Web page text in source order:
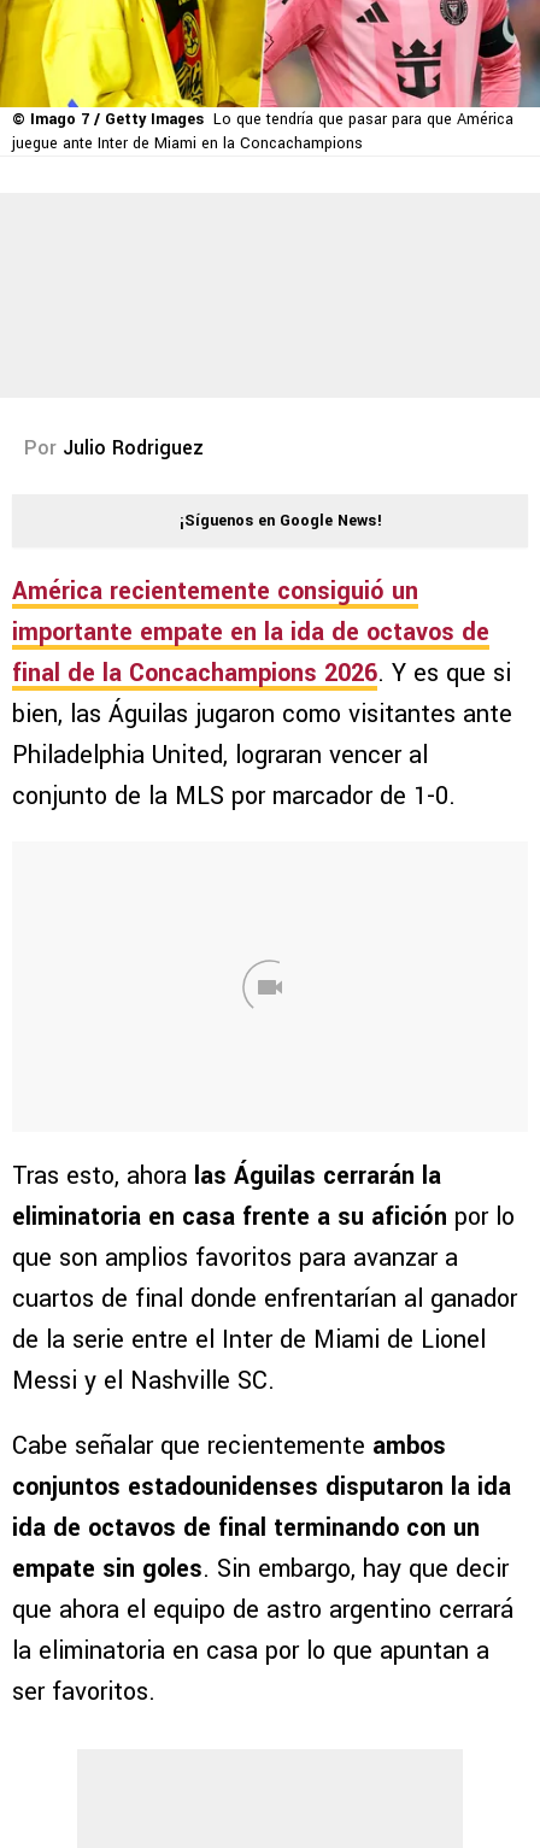
© Imago 7 / Getty Images Lo que tendría que pasar para que América
juegue ante Inter de Miami en la Concachampions
Por Julio Rodriguez
¡Síguenos en Google News!
América recientemente consiguió un
importante empate en la ida de octavos de
final de la Concachampions 2026. Y es que si
bien, las Águilas jugaron como visitantes ante
Philadelphia United, lograran vencer al
conjunto de la MLS por marcador de 1-0.
Tras esto, ahora las Águilas cerrarán la
eliminatoria en casa frente a su afición por lo
que son amplios favoritos para avanzar a
cuartos de final donde enfrentarían al ganador
de la serie entre el Inter de Miami de Lionel
Messi y el Nashville SC.
Cabe señalar que recientemente ambos
conjuntos estadounidenses disputaron la ida
ida de octavos de final terminando con un
empate sin goles. Sin embargo, hay que decir
que ahora el equipo de astro argentino cerrará
la eliminatoria en casa por lo que apuntan a
ser favoritos.